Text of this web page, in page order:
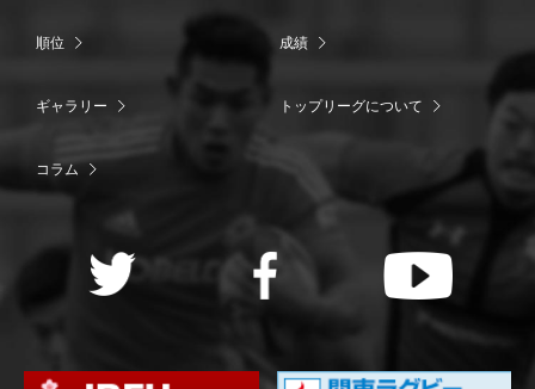
順位 成績
ギャラリー トップリーグについて
コラム